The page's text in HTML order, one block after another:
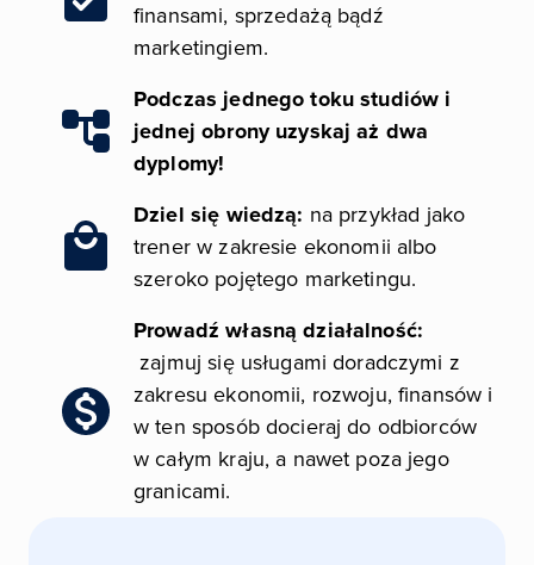
finansami, sprzedażą bądź
marketingiem.
Obraz
Podczas jednego toku studiów i
jednej obrony uzyskaj aż dwa
dyplomy!
Obraz
Dziel się wiedzą: na przykład jako
trener w zakresie ekonomii albo
szeroko pojętego marketingu.
Obraz
Prowadź własną działalność:
zajmuj się usługami doradczymi z
zakresu ekonomii, rozwoju, finansów i
w ten sposób docieraj do odbiorców
w całym kraju, a nawet poza jego
granicami.